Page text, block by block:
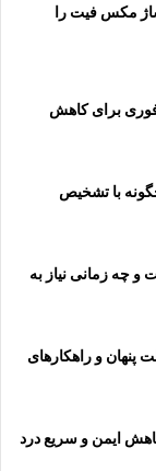
مکس فیت را
۷ روش ایمن و فوری برای کاهش
چگونه با تشخیص
چه زمانی نیاز به
را چگونه برای همیشه درمان کنیم؟ ۷ علت پنهان و راهکارهای
ایمن و سریع درد